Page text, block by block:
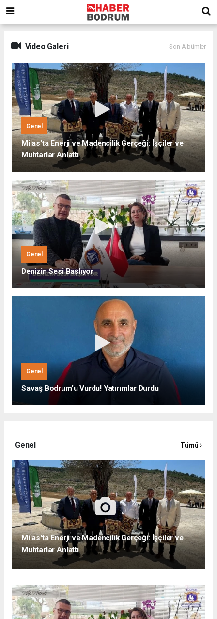
Video Galeri Son Albümler
Genel
Milas'ta Enerji ve Madencilik Gerçeği: İşçiler ve
Muhtarlar Anlattı
Genel
Denizin Sesi Başlıyor
Genel
Savaş Bodrum’u Vurdu! Yatırımlar Durdu
Genel Tümü
Milas'ta Enerji ve Madencilik Gerçeği: İşçiler ve
Muhtarlar Anlattı